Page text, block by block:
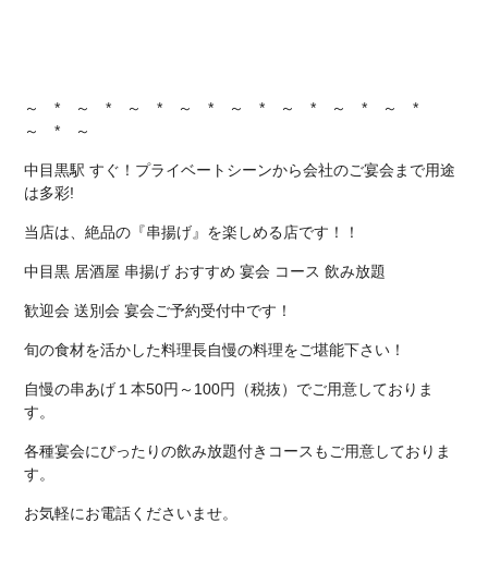
～ * ～ * ～ * ～ * ～ * ～ * ～ * ～ *
～ * ～
中目黒駅 すぐ！プライベートシーンから会社のご宴会まで用途
は多彩!
当店は、絶品の『串揚げ』を楽しめる店です！！
中目黒 居酒屋 串揚げ おすすめ 宴会 コース 飲み放題
歓迎会 送別会 宴会ご予約受付中です！
旬の食材を活かした料理長自慢の料理をご堪能下さい！
自慢の串あげ１本50円～100円（税抜）でご用意しておりま
す。
各種宴会にぴったりの飲み放題付きコースもご用意しておりま
す。
お気軽にお電話くださいませ。